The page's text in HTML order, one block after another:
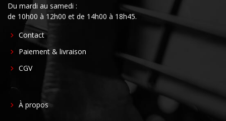
Du mardi au samedi :
de 10h00 à 12h00 et de 14h00 à 18h45.
FOOTER
CENTER
Contact
Paiement & livraison
CGV
FOOTER
À propos